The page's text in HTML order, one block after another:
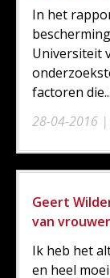
28-04-2016
In het
Universiteit
factoren die...
Geert
van
Ik heb het
en heel